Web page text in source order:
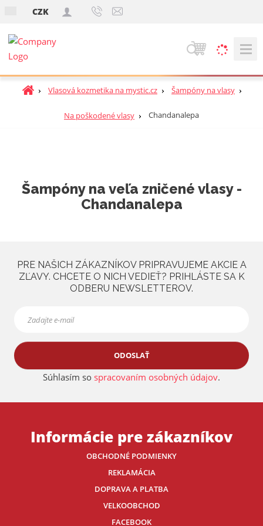
CZK
V
h
ľ
d
i
Ú
r
Vlasová kozmetika na mystic.cz Šampóny na vlasy
Na poškodené vlasy Chandanalepa
Šampóny na veľa zničené vlasy -
Chandanalepa
PRE NAŠICH ZÁKAZNÍKOV PRIPRAVUJEME AKCIE A
ZĽAVY. CHCETE O NICH VEDIEŤ? PRIHLÁSTE SA K
ODBERU NEWSLETTEROV.
ODOSLAŤ
Súhlasím so spracovaním osobných údajov.
Informácie pre zákazníkov
OBCHODNÉ PODMIENKY
REKLAMÁCIA
DOPRAVA A PLATBA
VELKOOBCHOD
FACEBOOK